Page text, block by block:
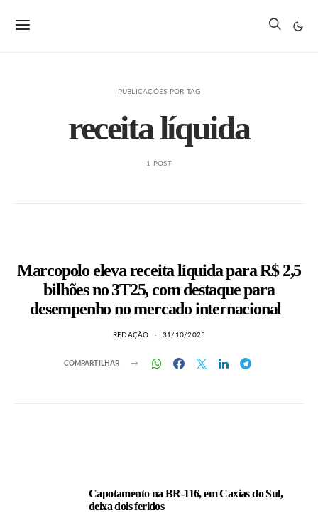
PUBLICAÇÕES POR TAG
receita líquida
1 POST
Marcopolo eleva receita líquida para R$ 2,5
bilhões no 3T25, com destaque para
desempenho no mercado internacional
REDAÇÃO 31/10/2025
COMPARTILHAR
Capotamento na BR-116, em Caxias do Sul,
deixa dois feridos